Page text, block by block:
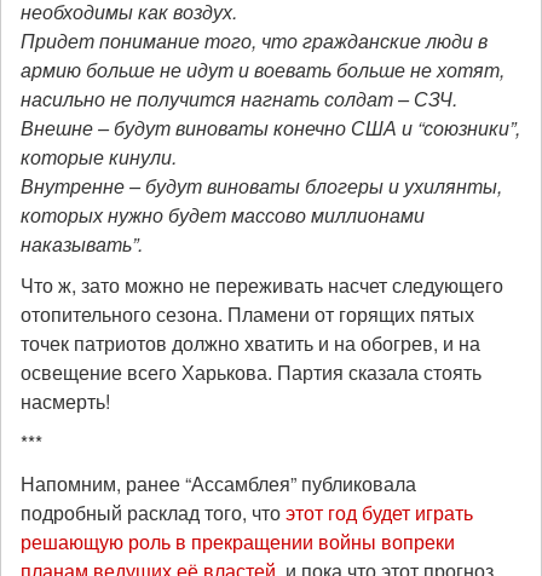
необходимы как воздух.
Придет понимание того, что гражданские люди в
армию больше не идут и воевать больше не хотят,
насильно не получится нагнать солдат – СЗЧ.
Внешне – будут виноваты конечно США и “союзники”,
которые кинули.
Внутренне – будут виноваты блогеры и ухилянты,
которых нужно будет массово миллионами
наказывать”.
Что ж, зато можно не переживать насчет следующего
отопительного сезона. Пламени от горящих пятых
точек патриотов должно хватить и на обогрев, и на
освещение всего Харькова. Партия сказала стоять
насмерть!
***
Напомним, ранее “Ассамблея” публиковала
подробный расклад того, чтоэтот год будет играть
решающую роль в прекращении войны вопреки